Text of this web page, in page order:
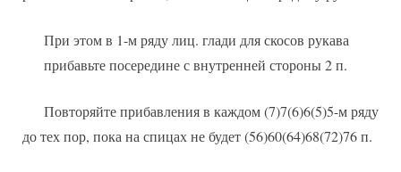
При этом в 1-м ряду лиц. глади для скосов рукава
прибавьте посередине с внутренней стороны 2 п.
Повторяйте прибавления в каждом (7)7(6)6(5)5-м ряду
до тех пор, пока на спицах не будет (56)60(64)68(72)76 п.